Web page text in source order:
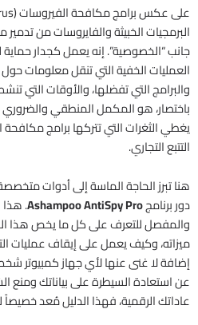
جانب “الخصوصية”. إنه يعمل كجدار حماية
العمليات الخفية التي تنقل معلومات
والبرامج التي تفضلها، والأوقات التي
باختصار، هو المكمل المنطقي والضروري
يغطي الثغرات التي تتركها برامج
التتبع التجاري.
هنا تبرز الحاجة الماسة إلى أدوات
دور برنامجAshampoo AntiSpy Pro. هذا
والمفصل للتعرف على كل ما يخص هذا
إضافة لا غنى عنها لأي جهاز كمبيوتر
عن استعادة السيطرة على بياناتك
عاداتك الرقمية، فهذا الدليل مُعد خصيصاً